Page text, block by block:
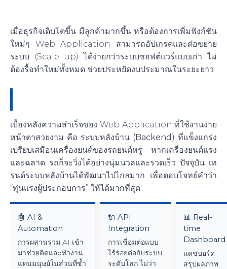
เมื่อธุรกิจเติบโตขึ้น มีลูกค้ามากขึ้น หรือต้องการเพิ่มฟังก์ชัน
ใหม่ๆ Web Application สามารถอัปเกรดและต่อขยาย
ระบบ (Scale up) ได้ง่ายกว่าระบบซอฟต์แวร์แบบเก่า ไม่
ต้องรื้อทำใหม่ทั้งหมด ช่วยประหยัดงบประมาณในระยะยาว
เบื้องหลังความสำเร็จของ Web Application ที่ใช้งานง่าย
หน้าตาสวยงาม คือ ระบบหลังบ้าน (Backend) ที่แข็งแกร่ง
เปรียบเสมือนเครื่องยนต์ของรถยนต์หรู หากเครื่องยนต์แรง
และฉลาด รถก็จะวิ่งได้อย่างนุ่มนวลและรวดเร็ว ปัจจุบัน เท
รนด์ระบบหลังบ้านได้พัฒนาไปไกลมาก เพื่อตอบโจทย์คำว่า
“ทุ่นแรงผู้ประกอบการ” ให้ได้มากที่สุด
🤖 AI &
Automation
การผสานรวม AI เข้า
มาช่วยคิดและทำงาน
แทนมนุษย์ในส่วนที่ซ้ำ
🔌 API
Integration
การเชื่อมต่อแบบ
ไร้รอยต่อกับระบบ
ระดับโลก ไม่ว่า
📊 Real-
time
Dashboard
แดชบอร์ด
สรุปผลภาพ